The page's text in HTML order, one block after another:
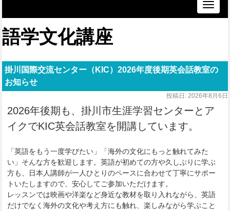
Toggle
語学文化講座
掛川国際交流センター（KIC）2026年度後期英会話教室の
お知らせ
投稿日: 2026年8月6日
2026年後期も、掛川市生涯学習センターとア
イクでKIC英会話教室を開講しています。
「英語をもう一度学びたい」「海外の文化にもっと触れてみた
い」そんな方を歓迎します。英語が初めての方や久しぶりに学ぶ
方も、日本人講師が一人ひとりのペースに合わせて丁寧にサポー
トいたしますので、安心してご参加いただけます。
レッスンでは映画や洋楽など身近な教材を取り入れながら、英語
だけでなく海外の文化や考え方にも触れ、楽しみながら学ぶこと